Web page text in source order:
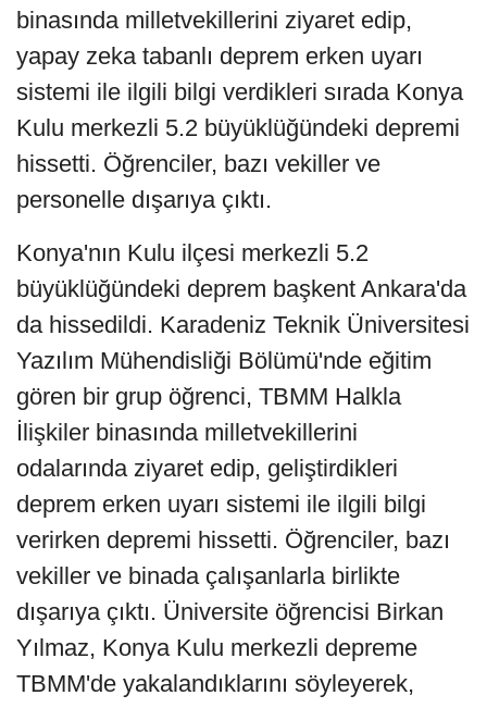
binasında milletvekillerini ziyaret edip,
yapay zeka tabanlı deprem erken uyarı
sistemi ile ilgili bilgi verdikleri sırada Konya
Kulu merkezli 5.2 büyüklüğündeki depremi
hissetti. Öğrenciler, bazı vekiller ve
personelle dışarıya çıktı.
Konya'nın Kulu ilçesi merkezli 5.2
büyüklüğündeki deprem başkent Ankara'da
da hissedildi. Karadeniz Teknik Üniversitesi
Yazılım Mühendisliği Bölümü'nde eğitim
gören bir grup öğrenci, TBMM Halkla
İlişkiler binasında milletvekillerini
odalarında ziyaret edip, geliştirdikleri
deprem erken uyarı sistemi ile ilgili bilgi
verirken depremi hissetti. Öğrenciler, bazı
vekiller ve binada çalışanlarla birlikte
dışarıya çıktı. Üniversite öğrencisi Birkan
Yılmaz, Konya Kulu merkezli depreme
TBMM'de yakalandıklarını söyleyerek,